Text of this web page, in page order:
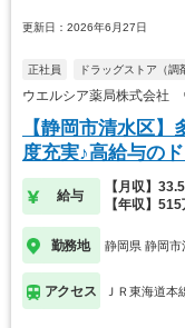
更新日：2026年6月27日
正社員 ドラッグストア（調
ウエルシア薬局株式会社
【静岡市清水区
度充実♪高給与の
給与
【月収】
【年収】
勤務地 静岡県 静岡市
アクセス ＪＲ東海道